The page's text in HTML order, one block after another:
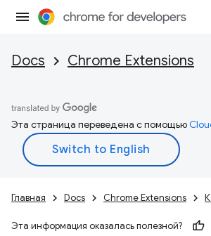
Docs Chrome Extensions
Эта страница переведена с помощью
Главная Docs Chrome Extensions
Эта информация оказалась полезной?